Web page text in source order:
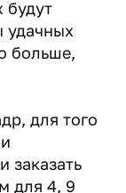
будут
удачных
больше,
для того
заказать
для 4, 9